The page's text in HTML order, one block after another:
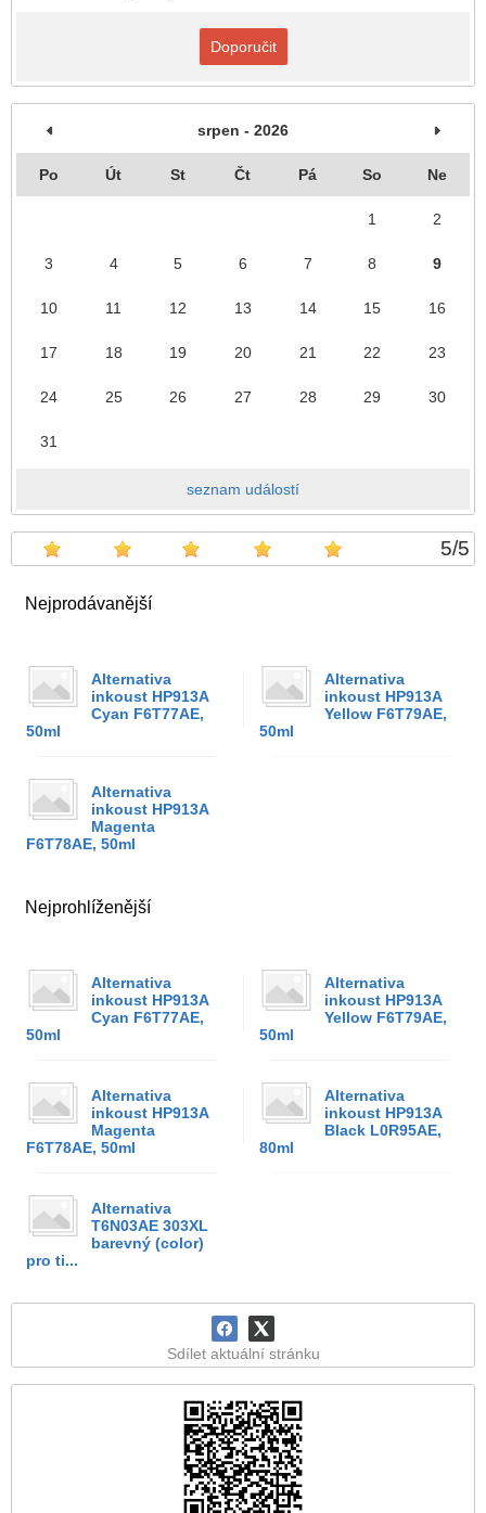
Doporučit
srpen - 2026
Po Út St Čt Pá So Ne
1 2
3 4 5 6 7 8 9
10 11 12 13 14 15 16
17 18 19 20 21 22 23
24 25 26 27 28 29 30
31
seznam událostí
5/5
Nejprodávanější
Alternativa
inkoust HP913A
Cyan F6T77AE,
50ml
Alternativa
inkoust HP913A
Yellow F6T79AE,
50ml
Alternativa
inkoust HP913A
Magenta
F6T78AE, 50ml
Nejprohlíženější
Alternativa
inkoust HP913A
Cyan F6T77AE,
50ml
Alternativa
inkoust HP913A
Yellow F6T79AE,
50ml
Alternativa
inkoust HP913A
Magenta
F6T78AE, 50ml
Alternativa
inkoust HP913A
Black L0R95AE,
80ml
Alternativa
T6N03AE 303XL
barevný (color)
pro ti...
Sdílet aktuální stránku